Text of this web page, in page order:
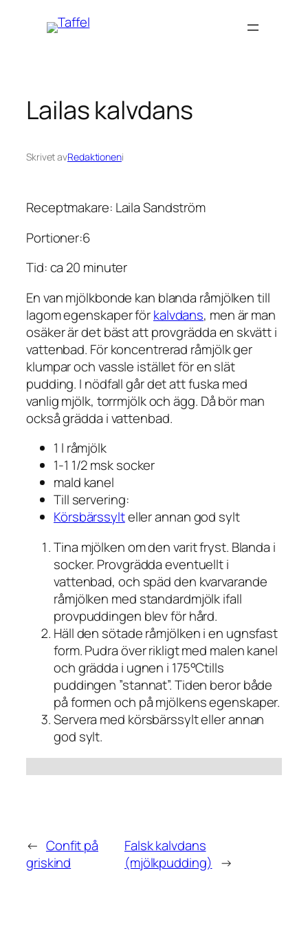
Lailas kalvdans
Skrivet avRedaktioneni
Receptmakare: Laila Sandström
Portioner:6
Tid: ca 20 minuter
En van mjölkbonde kan blanda råmjölken till
lagom egenskaper förkalvdans, men är man
osäker är det bäst att provgrädda en skvätt i
vattenbad. För koncentrerad råmjölk ger
klumpar och vassle istället för en slät
pudding. I nödfall går det att fuska med
vanlig mjölk, torrmjölk och ägg. Då bör man
också grädda i vattenbad.
1 l råmjölk
1-1 1/2 msk socker
mald kanel
Till servering:
Körsbärssylteller annan god sylt
Tina mjölken om den varit fryst. Blanda i
socker. Provgrädda eventuellt i
vattenbad, och späd den kvarvarande
råmjölken med standardmjölk ifall
provpuddingen blev för hård.
Häll den sötade råmjölken i en ugnsfast
form. Pudra över rikligt med malen kanel
och grädda i ugnen i 175°Ctills
puddingen ”stannat”. Tiden beror både
på formen och på mjölkens egenskaper.
Servera med körsbärssylt eller annan
god sylt.
← Confit på
griskind
Falsk kalvdans
(mjölkpudding) →